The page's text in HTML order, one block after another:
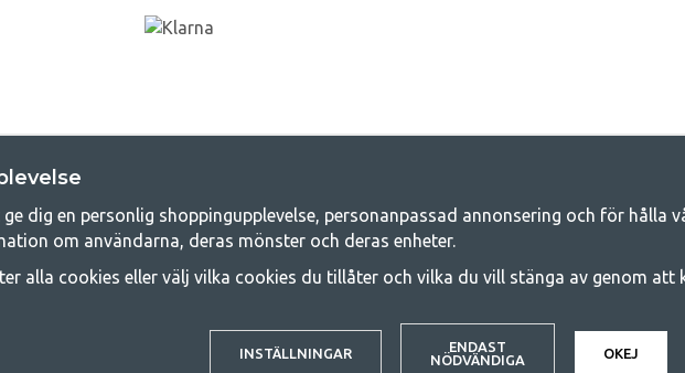
GetCamping.se - Din butik för camping och
erbjuder vi riktigt bra priser på familjetält, husvagnstält och all annan utrustning för camping och
© 2020 GetCamping. All rights reserved.
dig en personlig shoppingupplevelse, personanpassad annonsering och för hålla
om användarna, deras mönster och deras enheter.
alla cookies eller välj vilka cookies du tillåter och vilka du vill stänga av genom att
INSTÄLLNINGAR
ENDAST
NÖDVÄNDIGA
OKEJ